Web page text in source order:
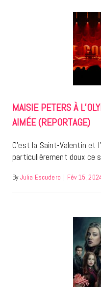
MAISIE PETERS À
AIMÉE (REPORTAGE)
C’est la Saint-Valentin et
particulièrement doux ce
By Julia Escudero | Fév 15,